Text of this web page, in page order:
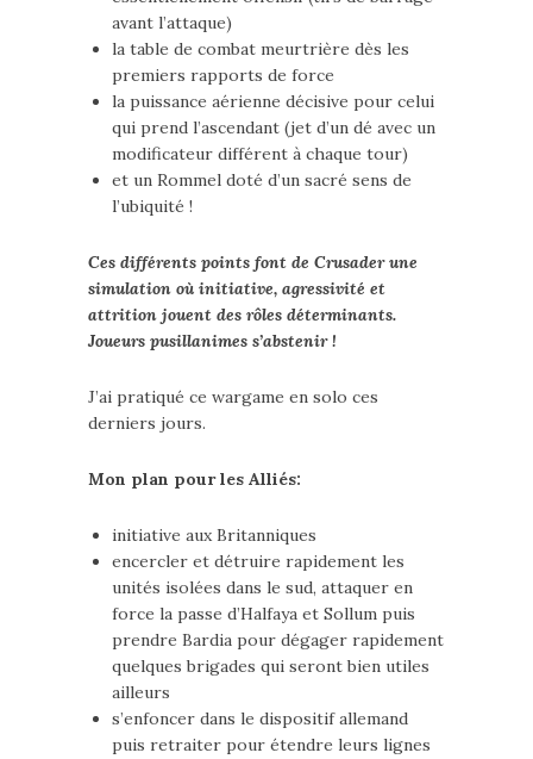
avant l’attaque)
la table de combat meurtrière dès les
premiers rapports de force
la puissance aérienne décisive pour celui
qui prend l’ascendant (jet d’un dé avec un
modificateur différent à chaque tour)
et un Rommel doté d’un sacré sens de
l’ubiquité !
Ces différents points font de Crusader une
simulation où initiative, agressivité et
attrition jouent des rôles déterminants.
Joueurs pusillanimes s’abstenir !
J’ai pratiqué ce wargame en solo ces
derniers jours.
Mon plan pour les Alliés:
initiative aux Britanniques
encercler et détruire rapidement les
unités isolées dans le sud, attaquer en
force la passe d’Halfaya et Sollum puis
prendre Bardia pour dégager rapidement
quelques brigades qui seront bien utiles
ailleurs
s’enfoncer dans le dispositif allemand
puis retraiter pour étendre leurs lignes